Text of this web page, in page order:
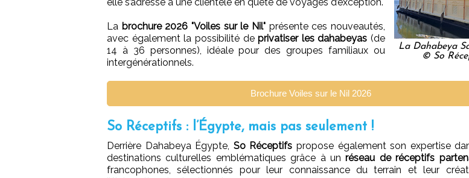
La Dahabeya
© So
La brochure 2026 "Voiles sur le Nil" présente ces nouveautés,
avec également la possibilité deprivatiser les dahabeyas (de
14 à 36 personnes), idéale pour des groupes familiaux ou
intergénérationnels.
Brochure Voiles sur le Nil 2026
So Réceptifs : l’Égypte, mais pas seulement !
Derrière Dahabeya Égypte, So Réceptifs propose également son expertise
destinations culturelles emblématiques grâce à unréseau de réceptifs
francophones, sélectionnés pour leur connaissance du terrain et leur